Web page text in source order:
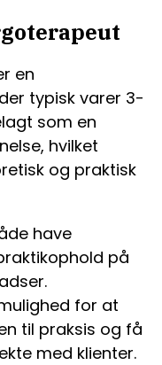
en
typisk varer 3-
som en
hvilket
og praktisk
have
på
for at
til praksis og få
med klienter.